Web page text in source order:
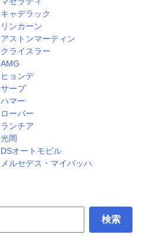
キャデラック
リンカーン
アストンマーティン
クライスラー
AMG
ヒョンデ
サーブ
ハマー
ローバー
ランチア
光岡
DSオートモビル
メルセデス・マイバッハ
検索